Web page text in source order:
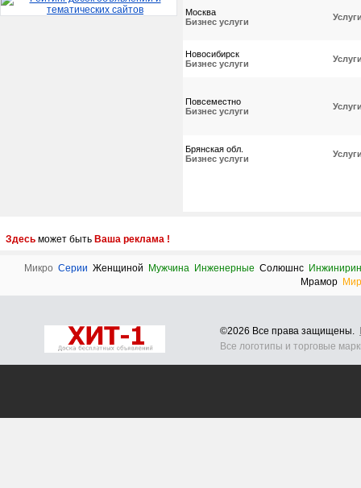
Москва
Бизнес услуги
Новосибирск
Бизнес услуги
Повсеместно
Бизнес услуги
Брянская обл.
Бизнес услуги
Здесь может быть Ваша реклама !
Микро Серии Женщиной Мужчина Инженерные Солюшнс
Мрамор
©2026 Все права защищены.
Все логотипы и торговые